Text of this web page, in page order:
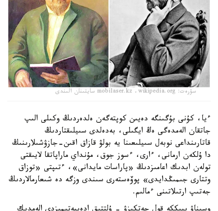
سۋرەت: mobilaser.kz ،wikipedia.org سايتىنان الىندى
ءيا، كۇنى بۇگىنگە دەيىن كوپتەگەن ەلدەردىڭ وكىلى الىپ
جاتقان الەمدەگى ەڭ ايگىلى، بەدەلدى سىيلىقتاردىڭ
قاتارىنداعى نوبەل سىيلىعىنا يە بولۋ قازاق اقىن-جازۋشىلارىنىڭ
دا ۇلكەن ارمانى، ءارى، ءسوز جوق، مۇنداي ماراپاتقا لايىقتى
تولەن ابدىك اعامىزدىڭ «پاراسات مايدانى»، ءتىپتى «توزاق
وتتارى جىمىڭدايدى» پوۆەستەرى سىندى وزگە دە شىعارمالاردىڭ
جەتىپ ارتىلاتىنى ءمالىم.